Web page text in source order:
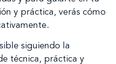
y práctica, verás cómo
siguiendo la
técnica, práctica y